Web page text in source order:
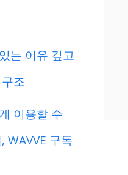
는 이유 깊고
조
이용할 수
WAVVE 구독